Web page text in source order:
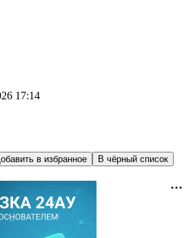
17:14
в избранное
В чёрный список